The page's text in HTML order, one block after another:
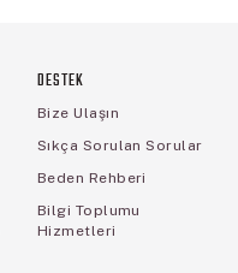
DESTEK
Bize Ulaşın
Sıkça Sorulan Sorular
Beden Rehberi
Bilgi Toplumu
Hizmetleri